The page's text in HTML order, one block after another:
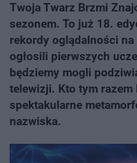
Twoja Twarz Brzmi
sezonem. To już 18.
rekordy oglądalności
ogłosili pierwszych
będziemy mogli
telewizji. Kto tym razem
spektakularne
nazwiska.